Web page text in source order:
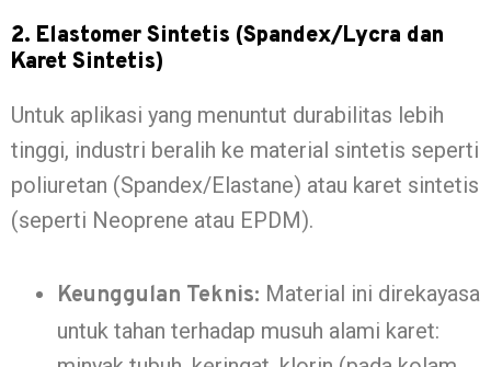
2. Elastomer Sintetis (Spandex/Lycra dan
Karet Sintetis)
Untuk aplikasi yang menuntut durabilitas lebih
tinggi, industri beralih ke material sintetis seperti
poliuretan (Spandex/Elastane) atau karet sintetis
(seperti Neoprene atau EPDM).
Keunggulan Teknis: Material ini direkayasa
untuk tahan terhadap musuh alami karet: